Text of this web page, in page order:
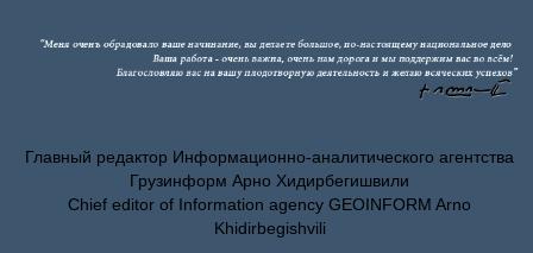
Главный редактор Информационно-аналитического агентства
Грузинформ Арно Хидирбегишвили
Chief editor of Information agency GEOINFORM Arno
Khidirbegishvili